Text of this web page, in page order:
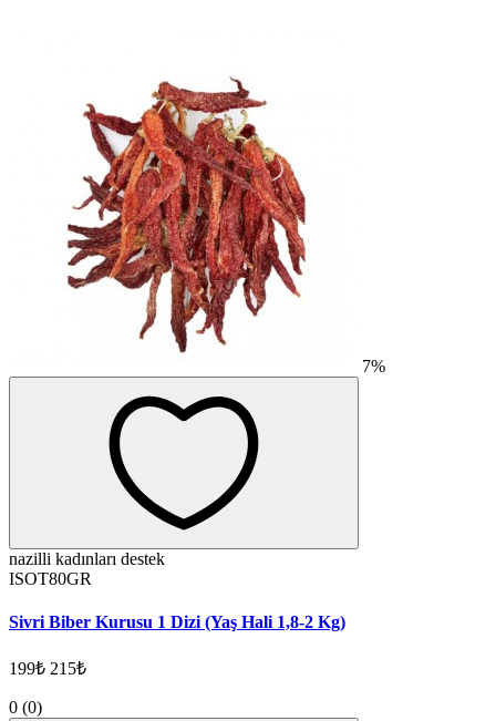
7%
nazilli kadınları destek
ISOT80GR
Sivri Biber Kurusu 1 Dizi (Yaş Hali 1,8-2 Kg)
199₺ 215₺
0 (0)